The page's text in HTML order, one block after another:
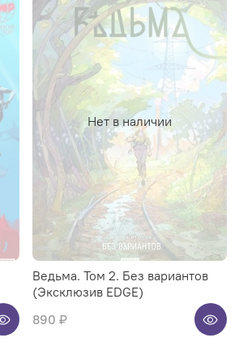
Нет в наличии
Ведьма. Том 2. Без вариантов
(Эксклюзив EDGE)
890 ₽